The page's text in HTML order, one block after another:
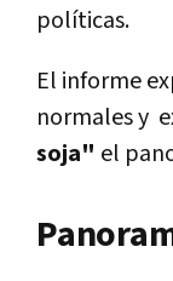
políticas.
El informe
normales y
soja" el